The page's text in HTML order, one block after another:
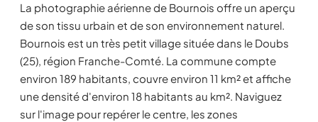
La photographie aérienne de Bournois offre un aperçu
de son tissu urbain et de son environnement naturel.
Bournois est un très petit village située dans le Doubs
(25), région Franche-Comté. La commune compte
environ 189 habitants, couvre environ 11 km² et affiche
une densité d'environ 18 habitants au km². Naviguez
sur l'image pour repérer le centre, les zones